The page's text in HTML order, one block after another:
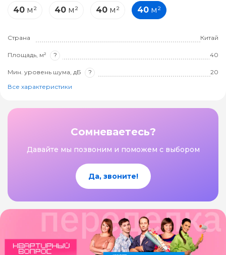
40 м² 40 м² 40 м² 40 м²
Страна Китай
Площадь, м² ? 40
Мин. уровень шума, дБ ?
20
Все характеристики
Сомневаетесь?
Давайте мы позвоним и поможем с выбором
Да, звоните!